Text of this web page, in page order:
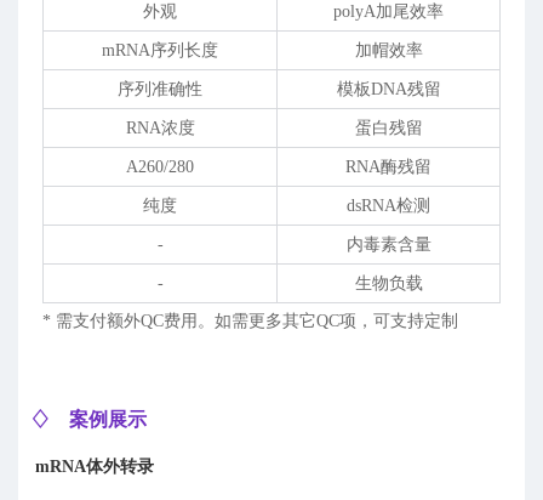
外观 polyA加尾效率
mRNA序列长度 加帽效率
序列准确性 模板DNA残留
RNA浓度 蛋白残留
A260/280 RNA酶残留
纯度 dsRNA检测
- 内毒素含量
- 生物负载
* 需支付额外QC费用。如需更多其它QC项，可支持定制
♢ 案例展示
mRNA体外转录